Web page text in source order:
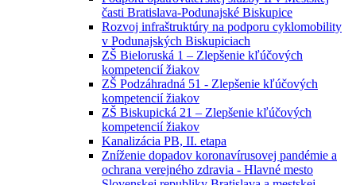
časti Bratislava-Podunajské Biskupice
Rozvoj infraštruktúry na podporu cyklomobility
v Podunajských Biskupiciach
ZŠ Bieloruská 1 – Zlepšenie kľúčových
kompetencií žiakov
ZŠ Podzáhradná 51 - Zlepšenie kľúčových
kompetencií žiakov
ZŠ Biskupická 21 – Zlepšenie kľúčových
kompetencií žiakov
Kanalizácia PB, II. etapa
Zníženie dopadov koronavírusovej pandémie a
ochrana verejného zdravia - Hlavné mesto